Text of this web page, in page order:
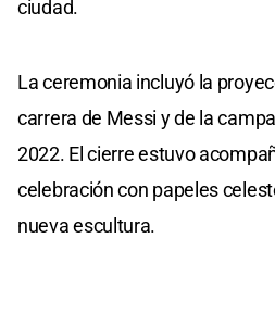
ciudad.
La ceremonia incluyó la
carrera de Messi y de la
2022. El cierre estuvo
celebración con papeles
nueva escultura.